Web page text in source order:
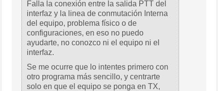
Falla la conexión entre la salida PTT del
interfaz y la linea de conmutación Interna
del equipo, problema físico o de
configuraciones, en eso no puedo
ayudarte, no conozco ni el equipo ni el
interfaz.
Se me ocurre que lo intentes primero con
otro programa más sencillo, y centrarte
solo en que el equipo se ponga en TX,